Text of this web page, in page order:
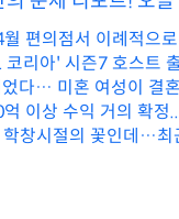
월 편의점서 이례적으
리아' 시즌7 호스트
다… 미혼 여성이 결
이상 수익 거의 확정
학창시절의 꽃인데…